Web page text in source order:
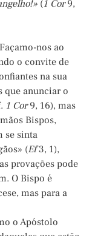
(1 Cor9,
Façamo-nos ao
o convite de
na sua
que anunciar o
1 Cor9, 16), mas
Bispos,
se sinta
(Ef3, 1),
provações pode
O Bispo é
mas para a
o Apóstolo